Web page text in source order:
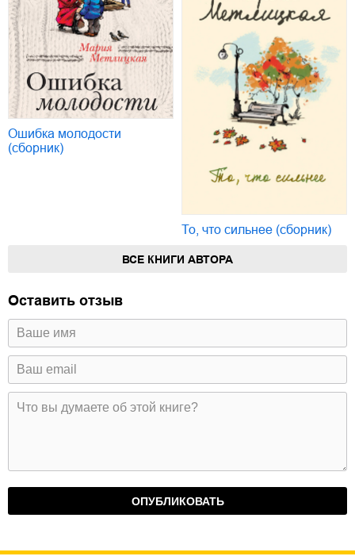
Ошибка молодости
(сборник)
То, что сильнее (сборник)
ВСЕ КНИГИ АВТОРА
Оставить отзыв